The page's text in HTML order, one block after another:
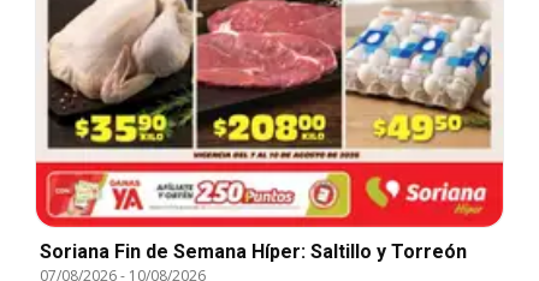
Soriana Fin de Semana Híper: Saltillo y Torreón
07/08/2026- 10/08/2026